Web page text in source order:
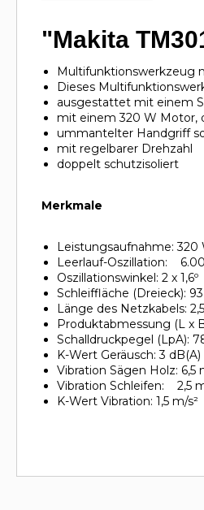
"Makita
Multifunktionswerkzeug
Dieses
ausgestattet mit einem
mit einem 320 W Motor,
ummantelter Handgriff
mit regelbarer Drehzahl
doppelt schutzisoliert
Merkmale
Leistungsaufnahme: 320
Leerlauf-Oszillation:
Oszillationswinkel: 2 x 1,6º
Schleiffläche (Dreieck):
Länge des Netzkabels:
Produktabmessung (L x
Schalldruckpegel (LpA):
K-Wert Geräusch: 3 dB(A)
Vibration Sägen Holz: 6,5
Vibration Schleifen: 2,5
K-Wert Vibration: 1,5 m/s²